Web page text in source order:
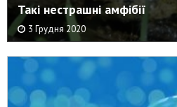
Такі нестрашні амфібії
3 Грудня 2020